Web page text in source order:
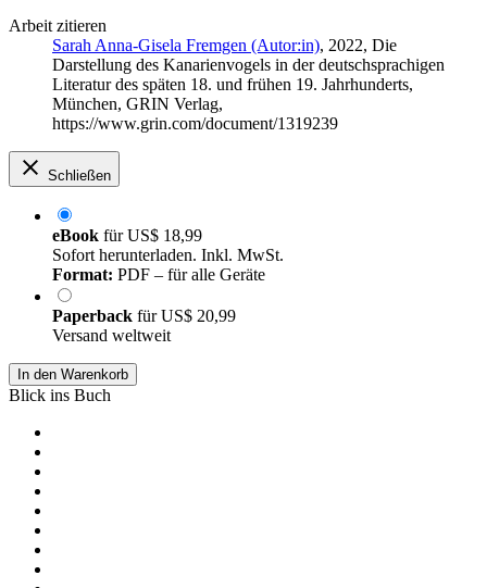
Arbeit zitieren
Sarah Anna-Gisela Fremgen (Autor:in), 2022, Die
Darstellung des Kanarienvogels in der deutschsprachigen
Literatur des späten 18. und frühen 19. Jahrhunderts,
München, GRIN Verlag,
https://www.grin.com/document/1319239
Schließen
eBook fürUS$ 18,99
Sofort herunterladen. Inkl. MwSt.
Format: PDF – für alle Geräte
Paperback fürUS$ 20,99
Versand weltweit
In den Warenkorb
Blick ins Buch